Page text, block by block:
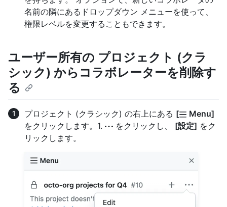
名前の隣にあるドロップダウン メニューを使って、
権限レベルを変更することもできます。
ユーザー所有の プロジェクト (クラ
シック) からコラボレーターを削除す
る
プロジェクト (クラシック) の右上にある [
Menu]
をクリックします。1.
をクリックし、 [設定] をク
リックします。